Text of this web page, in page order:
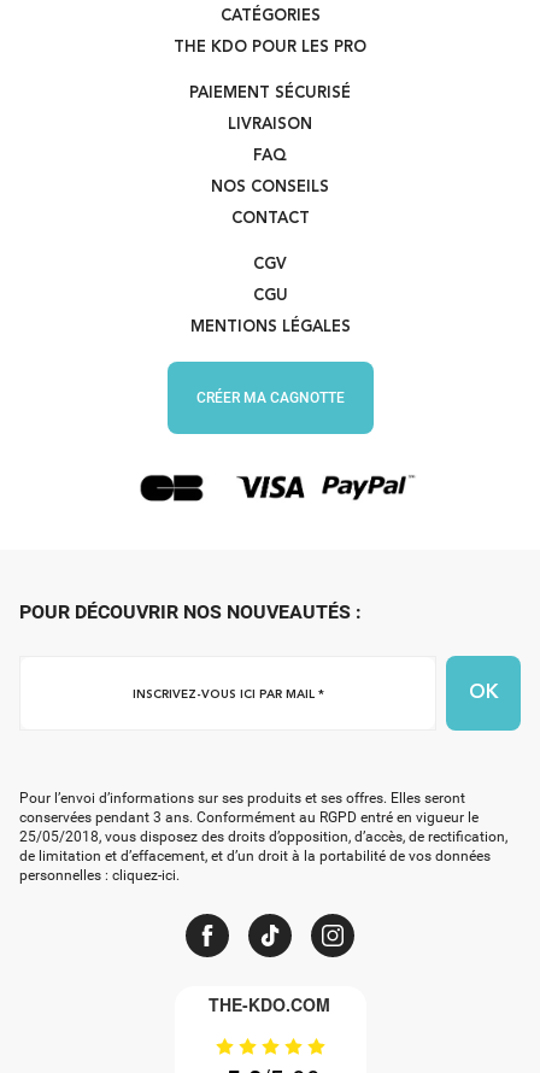
CATÉGORIES
THE KDO POUR LES PRO
PAIEMENT SÉCURISÉ
LIVRAISON
FAQ
NOS CONSEILS
CONTACT
CGV
CGU
MENTIONS LÉGALES
CRÉER MA CAGNOTTE
POUR DÉCOUVRIR NOS NOUVEAUTÉS :
*Pour l’envoi d’informations sur ses produits et ses offres. Elles seront
conservées pendant 3 ans. Conformément au RGPD entré en vigueur le
25/05/2018, vous disposez des droits d’opposition, d’accès, de rectification,
de limitation et d’effacement, et d’un droit à la portabilité de vos données
personnelles : cliquez-ici.
THE-KDO.COM